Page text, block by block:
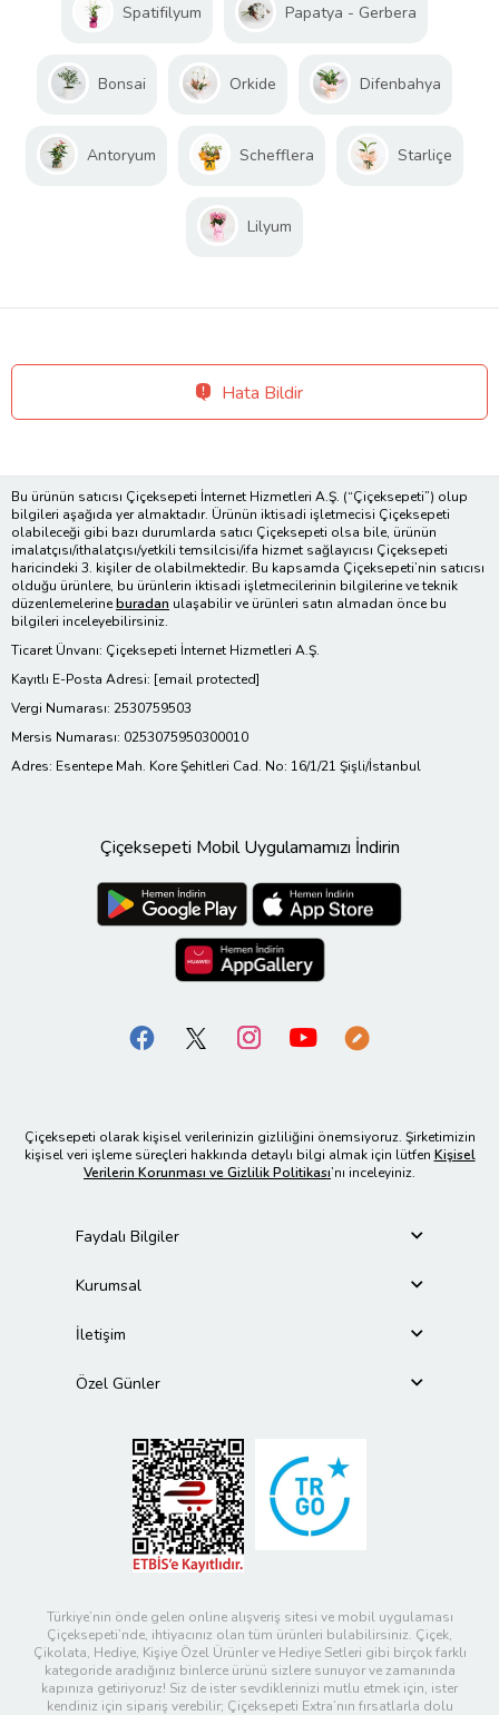
Spatifilyum Papatya - Gerbera
Bonsai Orkide Difenbahya
Antoryum Schefflera Starliçe
Lilyum
Hata Bildir
Bu ürünün satıcısı Çiçeksepeti İnternet Hizmetleri A.Ş. (“Çiçeksepeti”) olup
bilgileri aşağıda yer almaktadır. Ürünün iktisadi işletmecisi Çiçeksepeti
olabileceği gibi bazı durumlarda satıcı Çiçeksepeti olsa bile, ürünün
imalatçısı/ithalatçısı/yetkili temsilcisi/ifa hizmet sağlayıcısı Çiçeksepeti
haricindeki 3. kişiler de olabilmektedir. Bu kapsamda Çiçeksepeti’nin satıcısı
olduğu ürünlere, bu ürünlerin iktisadi işletmecilerinin bilgilerine ve teknik
düzenlemelerineburadan ulaşabilir ve ürünleri satın almadan önce bu
bilgileri inceleyebilirsiniz.
Ticaret Ünvanı: Çiçeksepeti İnternet Hizmetleri A.Ş.
Kayıtlı E-Posta Adresi: [email protected]
Vergi Numarası: 2530759503
Mersis Numarası: 0253075950300010
Adres: Esentepe Mah. Kore Şehitleri Cad. No: 16/1/21 Şişli/İstanbul
Çiçeksepeti Mobil Uygulamamızı İndirin
Çiçeksepeti olarak kişisel verilerinizin gizliliğini önemsiyoruz. Şirketimizin
kişisel veri işleme süreçleri hakkında detaylı bilgi almak için lütfen Kişisel
Verilerin Korunması ve Gizlilik Politikası’nı inceleyiniz.
Faydalı Bilgiler
Kurumsal
İletişim
Özel Günler
Türkiye’nin önde gelen online alışveriş sitesi ve mobil uygulaması
Çiçeksepeti’nde, ihtiyacınız olan tüm ürünleri bulabilirsiniz. Çiçek,
Çikolata, Hediye, Kişiye Özel Ürünler ve Hediye Setleri gibi birçok farklı
kategoride aradığınız binlerce ürünü sizlere sunuyor ve zamanında
kapınıza getiriyoruz! Siz de ister sevdiklerinizi mutlu etmek için, ister
kendiniz için sipariş verebilir; Çiçeksepeti Extra’nın fırsatlarla dolu